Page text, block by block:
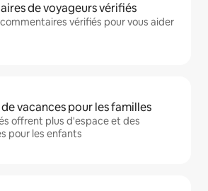
de voyageurs vérifiés
commentaires vérifiés pour vous aider
vacances pour les familles
offrent plus d'espace et des
pour les enfants